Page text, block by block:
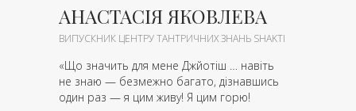
АНАСТАСІЯ ЯКОВЛЕВА
ВИПУСКНИК ЦЕНТРУ ТАНТРИЧНИХ ЗНАНЬ SHAKTI
«Що значить для мене Джйотіш … навіть
не знаю — безмежно багато, дізнавшись
один раз — я цим живу! Я цим горю!